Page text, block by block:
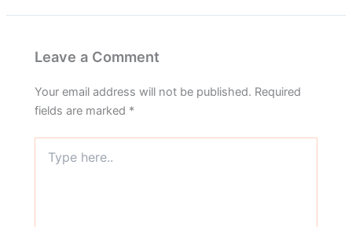
Leave a Comment
Your email address will not be published. Required
fields are marked *
here..